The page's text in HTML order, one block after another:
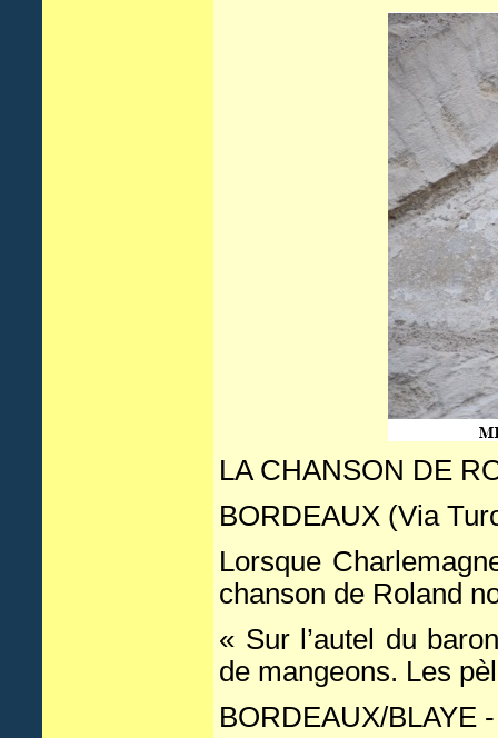
LA CHANSON DE
BORDEAUX (Via
Lorsque
chanson de Roland
« Sur l’autel du
de mangeons. Les
BORDEAUX/BLAYE